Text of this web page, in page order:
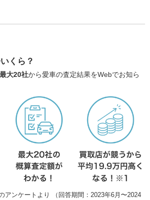
くら？
最大20社から愛車の査定結果をWebでお知ら
アンケートより （回答期間：2023年6月〜2024